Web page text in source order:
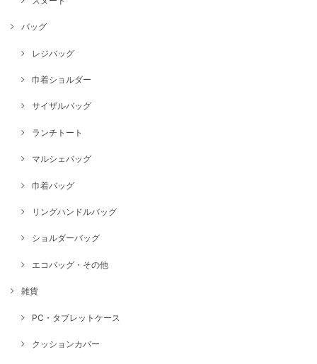
バッグ
レジバッグ
巾着ショルダー
サイザルバッグ
ランチトート
マルシェバッグ
巾着バッグ
リングハンドルバッグ
ショルダーバッグ
エコバッグ・その他
雑貨
PC・タブレットケース
クッションカバー